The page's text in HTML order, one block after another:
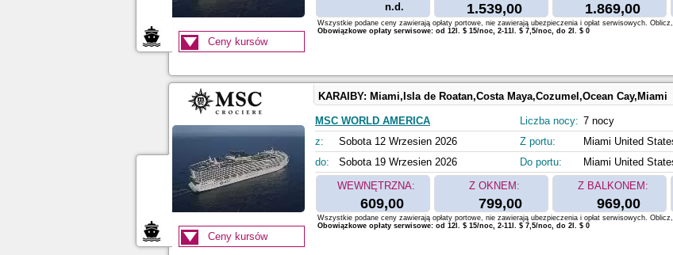
n.d.
1.539,00 1.869,00
Ceny kursów
Wszystkie podane ceny zawierają opłaty portowe, nie zawierają ubezpieczenia i opłat serwisowych.
Obowiązkowe opłaty serwisowe: od 12l. $ 15/noc, 2-11l. $ 7,5/noc, do 2l. $ 0
KARAIBY: Miami,Isla de Roatan,Costa Maya,Cozumel,Ocean Cay,Miami
MSC WORLD AMERICA
z:
Sobota 12 Wrzesien 2026
do:
Sobota 19 Wrzesien 2026
Liczba nocy: 7 nocy
Z portu:
Miami United
Do portu:
Miami United
WEWNĘTRZNA:
609,00
Z OKNEM:
799,00
Z BALKONEM:
969,00
Ceny kursów
Wszystkie podane ceny zawierają opłaty portowe, nie zawierają ubezpieczenia i opłat serwisowych.
Obowiązkowe opłaty serwisowe: od 12l. $ 15/noc, 2-11l. $ 7,5/noc, do 2l. $ 0